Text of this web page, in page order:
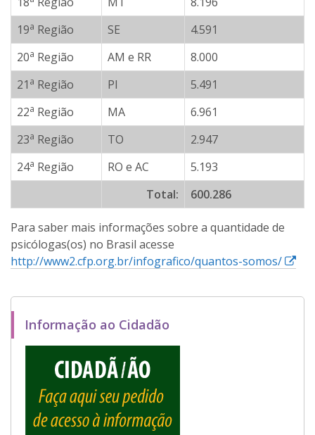
19a Região SE
4.591
20a Região AM e RR
8.000
21 a Região PI
5.491
22a Região MA
6.961
23a Região TO
2.947
24a Região RO e AC
5.193
Total:
600.286
Para saber mais informações sobre a quantidade de
psicólogas(os) no Brasil acesse
http://www2.cfp.org.br/infografico/quantos-somos/
E
s
Informação ao Cidadão